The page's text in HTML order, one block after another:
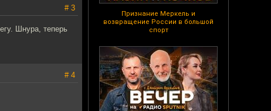
Признание Меркель и
возвращение России в большой
спорт
# 3
Шнура, теперь
# 4